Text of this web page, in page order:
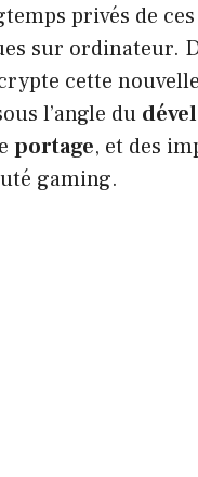
privés de
sur ordinateur.
cette nouvelle
l’angle du
portage, et des
gaming.